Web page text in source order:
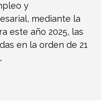
y
mediante la
este año 2025, las
en la orden de 21